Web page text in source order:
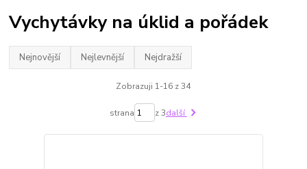
Vychytávky na úklid a pořádek
Nejnovější Nejlevnější Nejdražší
Zobrazuji 1-16 z 34
strana z 3další